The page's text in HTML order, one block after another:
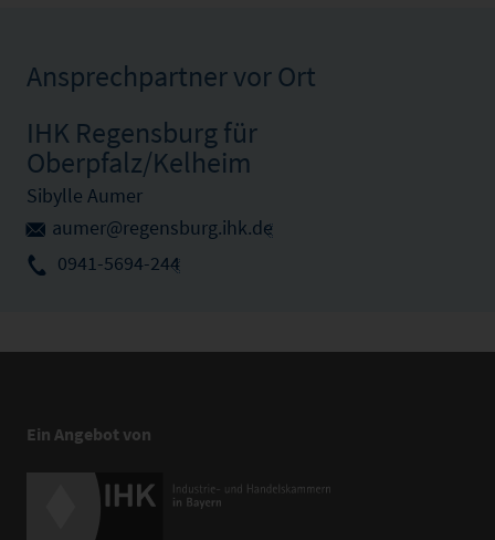
Ansprechpartner vor Ort
IHK Regensburg für
Oberpfalz/Kelheim
Sibylle Aumer
aumer@regensburg.ihk.de
0941-5694-244
Ein Angebot von